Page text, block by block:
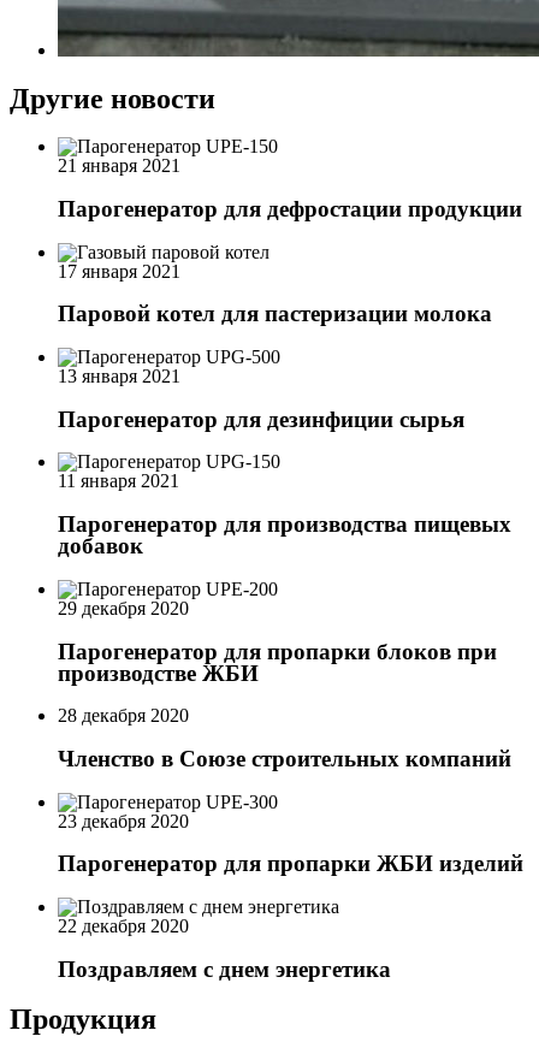
Другие новости
21 января 2021
Парогенератор для дефростации продукции
17 января 2021
Паровой котел для пастеризации молока
13 января 2021
Парогенератор для дезинфиции сырья
11 января 2021
Парогенератор для производства пищевых
добавок
29 декабря 2020
Парогенератор для пропарки блоков при
производстве ЖБИ
28 декабря 2020
Членство в Союзе строительных компаний
23 декабря 2020
Парогенератор для пропарки ЖБИ изделий
22 декабря 2020
Поздравляем с днем энергетика
Продукция